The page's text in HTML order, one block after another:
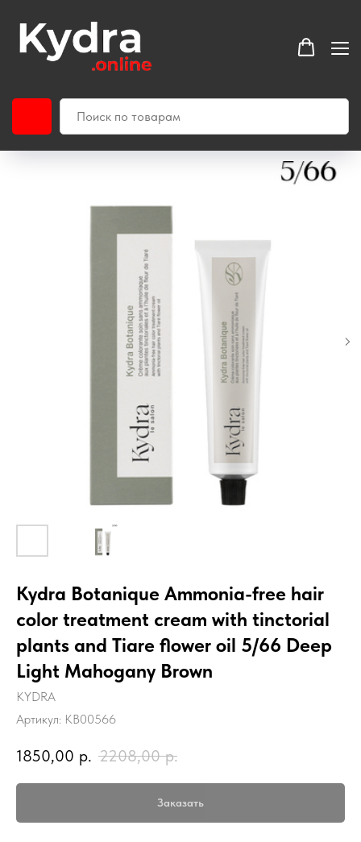
Kydra Botanique Ammonia-free hair
color treatment cream with tinctorial
plants and Tiare flower oil 5/66 Deep
Light Mahogany Brown
KYDRA
Артикул: KB00566
1850,00 р. 2208,00 р.
Заказать